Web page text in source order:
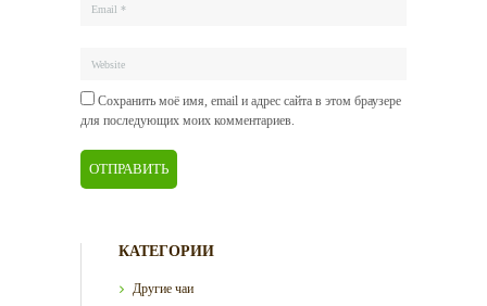
Сохранить моё имя, email и адрес сайта в этом браузере
для последующих моих комментариев.
КАТЕГОРИИ
Другие чаи